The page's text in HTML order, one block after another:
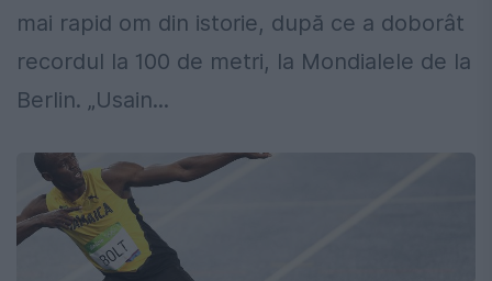
mai rapid om din istorie, după ce a doborât
recordul la 100 de metri, la Mondialele de la
Berlin. „Usain...